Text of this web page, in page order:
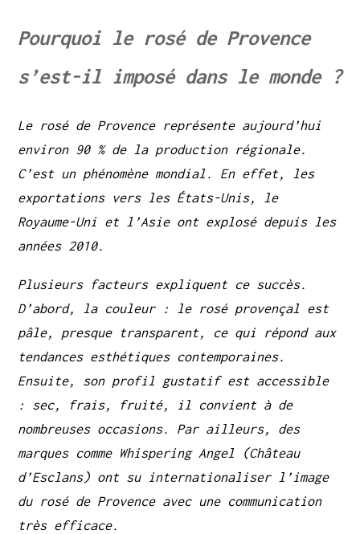
Pourquoi le rosé de Provence
s’est-il imposé dans le monde ?
Le rosé de Provence représente aujourd’hui
environ 90 % de la production régionale.
C’est un phénomène mondial. En effet, les
exportations vers les États-Unis, le
Royaume-Uni et l’Asie ont explosé depuis les
années 2010.
Plusieurs facteurs expliquent ce succès.
D’abord, la couleur : le rosé provençal est
pâle, presque transparent, ce qui répond aux
tendances esthétiques contemporaines.
Ensuite, son profil gustatif est accessible
: sec, frais, fruité, il convient à de
nombreuses occasions. Par ailleurs, des
marques comme Whispering Angel (Château
d’Esclans) ont su internationaliser l’image
du rosé de Provence avec une communication
très efficace.